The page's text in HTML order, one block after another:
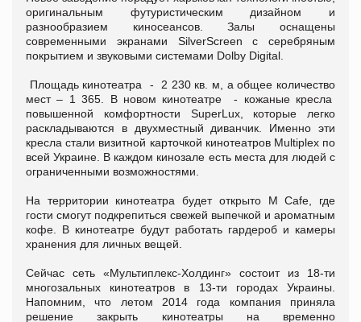
оригинальным футуристическим дизайном и
разнообразием киносеансов. Залы оснащены
современными экранами SilverScreen с серебряным
покрытием и звуковыми системами Dolby Digital.
Площадь кинотеатра - 2 230 кв. м, а общее количество
мест – 1 365. В новом кинотеатре - кожаные кресла
повышенной комфортности SuperLux, которые легко
раскладываются в двухместный диванчик. Именно эти
кресла стали визитной карточкой кинотеатров Multiplex по
всей Украине. В каждом кинозале есть места для людей с
ограниченными возможностями.
На территории кинотеатра будет открыто M Сafе, где
гости смогут подкрепиться свежей выпечкой и ароматным
кофе. В кинотеатре будут работать гардероб и камеры
хранения для личных вещей.
Сейчас сеть «Мультиплекс-Холдинг» состоит из 18-ти
многозальных кинотеатров в 13-ти городах Украины.
Напомним, что летом 2014 года компания приняла
решение закрыть кинотеатры на временно